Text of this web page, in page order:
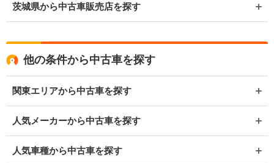
茨城県から中古車販売店を探す
他の条件から中古車を探す
関東エリアから中古車を探す
人気メーカーから中古車を探す
人気車種から中古車を探す